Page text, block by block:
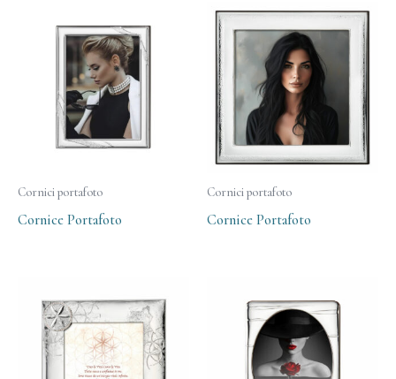
Cornici portafoto
Cornice Portafoto
Cornici portafoto
Cornice Portafoto